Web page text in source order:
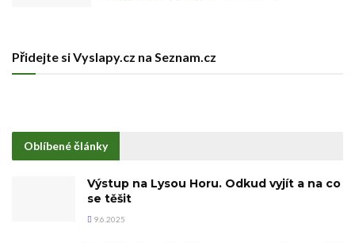
Přidejte si Vyslapy.cz na Seznam.cz
Oblíbené články
Výstup na Lysou Horu. Odkud vyjít a na co
se těšit
9.6.2025